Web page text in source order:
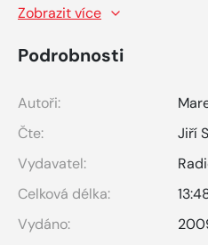
Zobrazit více
Podrobnosti
Autoři:
Čte:
Jiří
Vydavatel:
Celková délka:
Vydáno: